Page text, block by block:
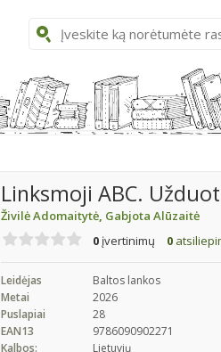
Linksmoji ABC.
Živilė Adomaitytė, Gabjota Alūzaitė
0 įvertinimų 0
Leidėjas
Baltos lankos
Metai
2026
Puslapiai
28
EAN13
9786090902271
Kalbos:
Lietuvių